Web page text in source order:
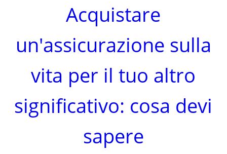
Acquistare
un'assicurazione sulla
vita per il tuo altro
significativo: cosa devi
sapere